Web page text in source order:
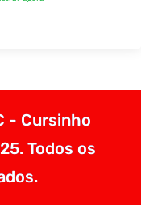
- Cursinho
Todos os